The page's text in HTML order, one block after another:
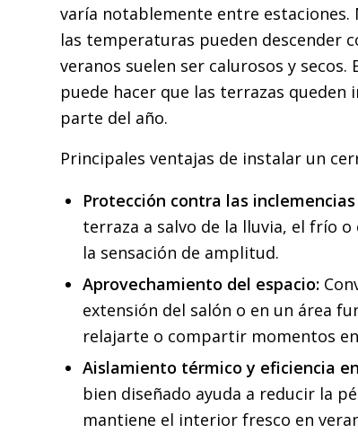
varía notablemente entre estaciones.
las temperaturas pueden descender
veranos suelen ser calurosos y
puede hacer que las terrazas
parte del año.
Principales ventajas de instalar un
Protección contra las
terraza a salvo de la lluvia, el frío
la sensación de amplitud.
Aprovechamiento del espacio:
extensión del salón o en un área
relajarte o compartir momentos
Aislamiento térmico y eficiencia
bien diseñado ayuda a reducir la
mantiene el interior fresco en